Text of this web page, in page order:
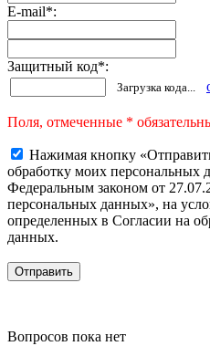
E-mail*:
Защитный код*:
Загрузка кода...
Поля, отмеченные *
Нажимая кнопку
обработку моих персональных
Федеральным законом от
персональных данных», на
определенных в Согласии на
данных.
Вопросов пока нет